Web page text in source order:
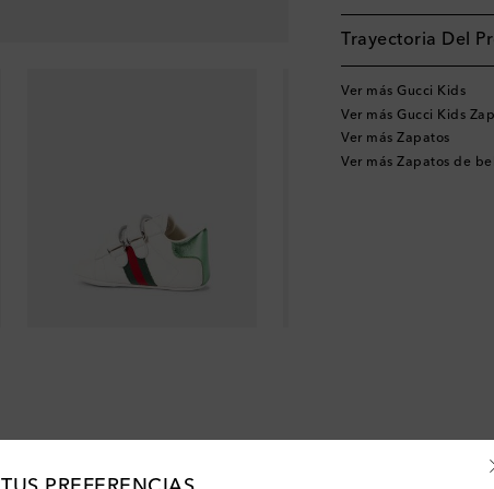
Trayectoria Del
Ver más Gucci Kids
Ver más Gucci Kids
Ver más Zapatos
Ver más Zapatos de